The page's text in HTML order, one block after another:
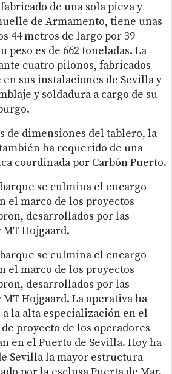
de una sola pieza y
de Armamento, tiene unas
44 metros de largo por 39
peso es de 662 toneladas. La
cuatro pilonos, fabricados
sus instalaciones de Sevilla y
y soldadura a cargo de su
de dimensiones del tablero, la
ha requerido de una
coordinada por Carbón Puerto.
se culmina el encargo
el marco de los proyectos
desarrollados por las
MT Hojgaard.
se culmina el encargo
el marco de los proyectos
desarrollados por las
MT Hojgaard. La operativa ha
la alta especialización en el
proyecto de los operadores
en el Puerto de Sevilla. Hoy ha
Sevilla la mayor estructura